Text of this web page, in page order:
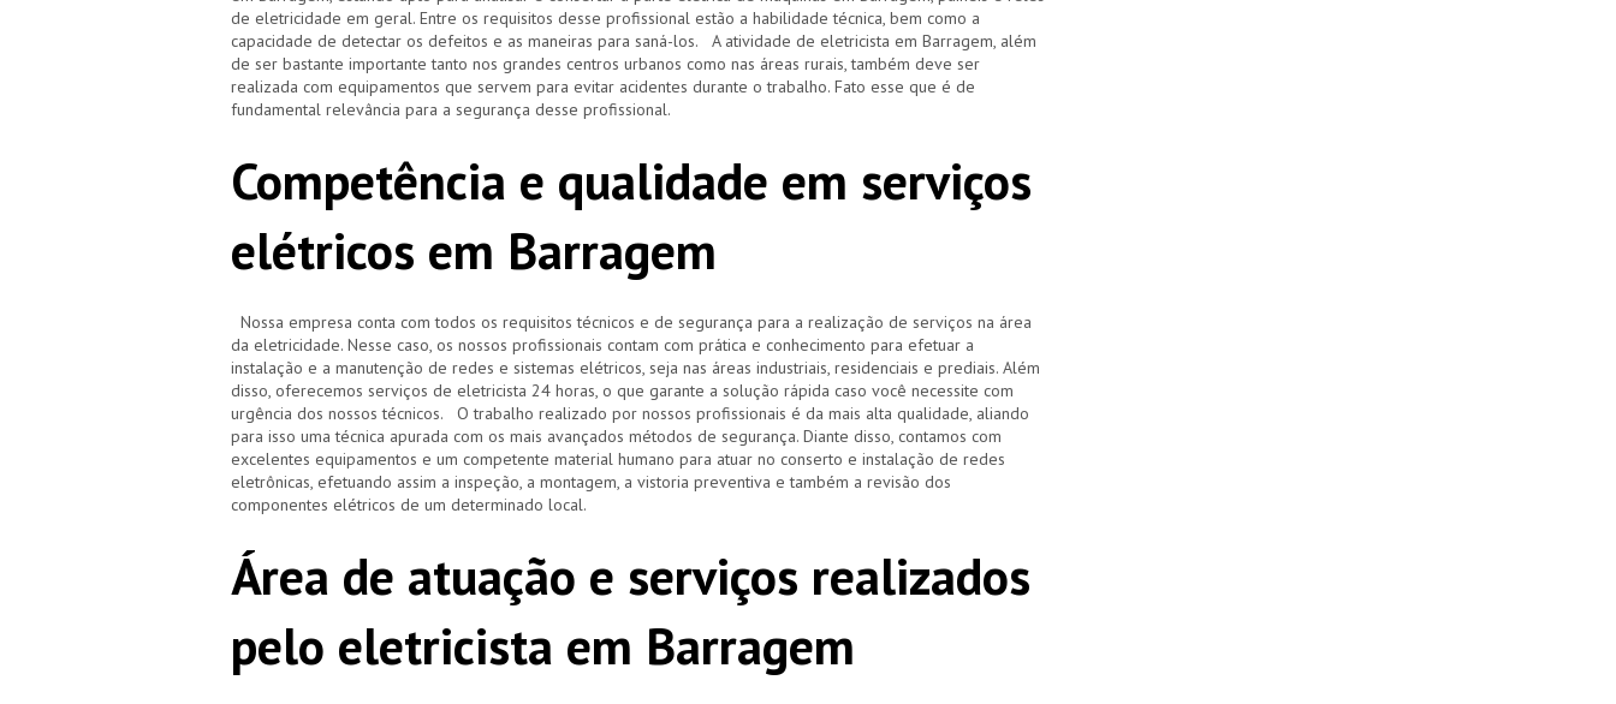
de eletricidade em geral. Entre os requisitos desse profissional estão a habilidade técnica, bem como a
capacidade de detectar os defeitos e as maneiras para saná-los. A atividade de eletricista em Barragem, além
de ser bastante importante tanto nos grandes centros urbanos como nas áreas rurais, também deve ser
realizada com equipamentos que servem para evitar acidentes durante o trabalho. Fato esse que é de
fundamental relevância para a segurança desse profissional.
Competência e qualidade em serviços
elétricos em Barragem
Nossa empresa conta com todos os requisitos técnicos e de segurança para a realização de serviços na área
da eletricidade. Nesse caso, os nossos profissionais contam com prática e conhecimento para efetuar a
instalação e a manutenção de redes e sistemas elétricos, seja nas áreas industriais, residenciais e prediais. Além
disso, oferecemos serviços de eletricista 24 horas, o que garante a solução rápida caso você necessite com
urgência dos nossos técnicos. O trabalho realizado por nossos profissionais é da mais alta qualidade, aliando
para isso uma técnica apurada com os mais avançados métodos de segurança. Diante disso, contamos com
excelentes equipamentos e um competente material humano para atuar no conserto e instalação de redes
eletrônicas, efetuando assim a inspeção, a montagem, a vistoria preventiva e também a revisão dos
componentes elétricos de um determinado local.
Área de atuação e serviços realizados
pelo eletricista em Barragem